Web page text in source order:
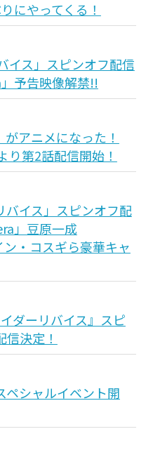
にやってくる！
イス」スピンオフ配信
予告映像解禁!!
がアニメになった！
り第2話配信開始！
イス」スピンオフ配
」豆原一成
ン・コスギら豪華キャ
ダーリバイス』スピ
決定！
ペシャルイベント開